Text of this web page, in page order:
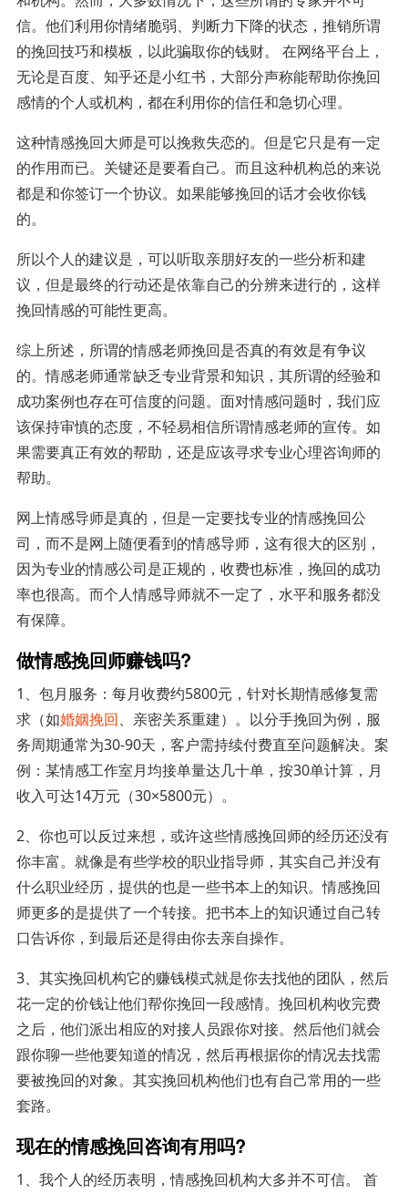
信。他们利用你情绪脆弱、判断力下降的状态，推销所谓
的挽回技巧和模板，以此骗取你的钱财。 在网络平台上，
无论是百度、知乎还是小红书，大部分声称能帮助你挽回
感情的个人或机构，都在利用你的信任和急切心理。
这种情感挽回大师是可以挽救失恋的。但是它只是有一定
的作用而已。关键还是要看自己。而且这种机构总的来说
都是和你签订一个协议。如果能够挽回的话才会收你钱
的。
所以个人的建议是，可以听取亲朋好友的一些分析和建
议，但是最终的行动还是依靠自己的分辨来进行的，这样
挽回情感的可能性更高。
综上所述，所谓的情感老师挽回是否真的有效是有争议
的。情感老师通常缺乏专业背景和知识，其所谓的经验和
成功案例也存在可信度的问题。面对情感问题时，我们应
该保持审慎的态度，不轻易相信所谓情感老师的宣传。如
果需要真正有效的帮助，还是应该寻求专业心理咨询师的
帮助。
网上情感导师是真的，但是一定要找专业的情感挽回公
司，而不是网上随便看到的情感导师，这有很大的区别，
因为专业的情感公司是正规的，收费也标准，挽回的成功
率也很高。而个人情感导师就不一定了，水平和服务都没
有保障。
做情感挽回师赚钱吗?
1、包月服务：每月收费约5800元，针对长期情感修复需
求（如婚姻挽回、亲密关系重建）。以分手挽回为例，服
务周期通常为30-90天，客户需持续付费直至问题解决。案
例：某情感工作室月均接单量达几十单，按30单计算，月
收入可达14万元（30×5800元）。
2、你也可以反过来想，或许这些情感挽回师的经历还没有
你丰富。就像是有些学校的职业指导师，其实自己并没有
什么职业经历，提供的也是一些书本上的知识。情感挽回
师更多的是提供了一个转接。把书本上的知识通过自己转
口告诉你，到最后还是得由你去亲自操作。
3、其实挽回机构它的赚钱模式就是你去找他的团队，然后
花一定的价钱让他们帮你挽回一段感情。挽回机构收完费
之后，他们派出相应的对接人员跟你对接。然后他们就会
跟你聊一些他要知道的情况，然后再根据你的情况去找需
要被挽回的对象。其实挽回机构他们也有自己常用的一些
套路。
现在的情感挽回咨询有用吗?
1、我个人的经历表明，情感挽回机构大多并不可信。 首